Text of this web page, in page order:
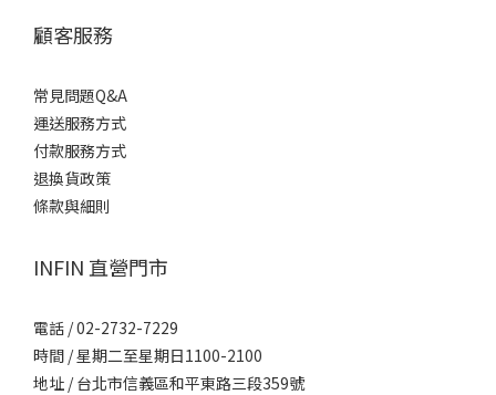
顧客服務
常見問題Q&A
運送服務方式
付款服務方式
退換貨政策
條款與細則
INFIN 直營門市
電話 / 02-2732-7229
時間 / 星期二至星期日1100-2100
地址 / 台北市信義區和平東路三段359號